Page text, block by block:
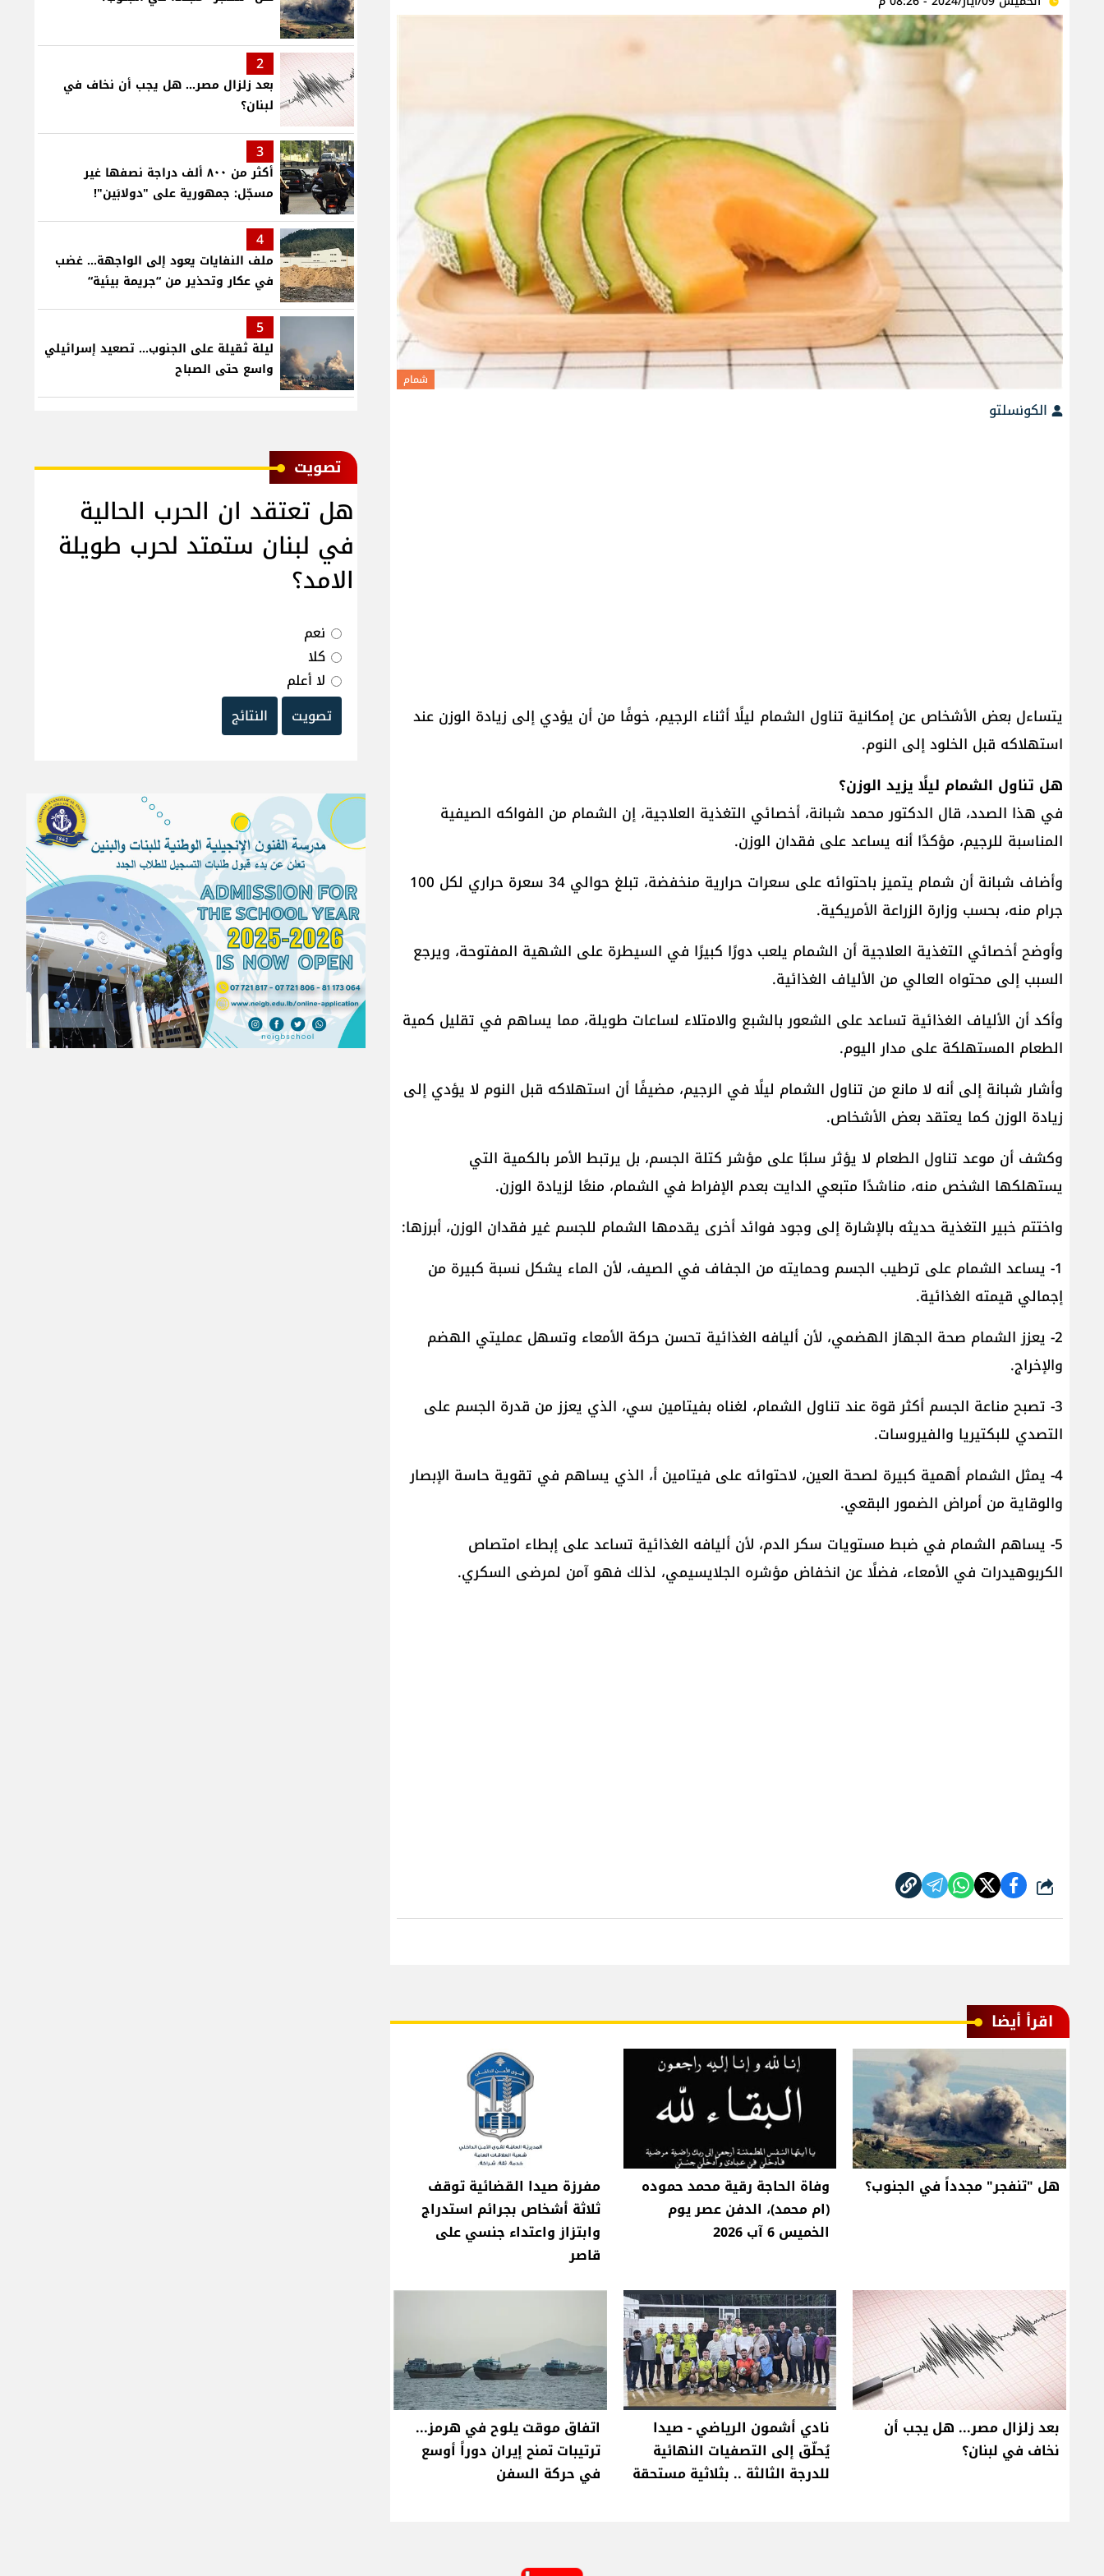
شمام
الكونسلتو
يتساءل بعض الأشخاص عن إمكانية تناول الشمام ليلًا أثناء الرجيم، خوفًا من أن يؤدي إلى زيادة الوزن عند
استهلاكه قبل الخلود إلى النوم.
هل تناول الشمام ليلًا يزيد الوزن؟
في هذا الصدد، قال الدكتور محمد شبانة، أخصائي التغذية العلاجية، إن الشمام من الفواكه الصيفية
المناسبة للرجيم، مؤكدًا أنه يساعد على فقدان الوزن.
وأضاف شبانة أن شمام يتميز باحتوائه على سعرات حرارية منخفضة، تبلغ حوالي 34 سعرة حراري لكل 100
جرام منه، بحسب وزارة الزراعة الأمريكية.
وأوضح أخصائي التغذية العلاجية أن الشمام يلعب دورًا كبيرًا في السيطرة على الشهية المفتوحة، ويرجع
السبب إلى محتواه العالي من الألياف الغذائية.
وأكد أن الألياف الغذائية تساعد على الشعور بالشبع والامتلاء لساعات طويلة، مما يساهم في تقليل كمية
الطعام المستهلكة على مدار اليوم.
وأشار شبانة إلى أنه لا مانع من تناول الشمام ليلًا في الرجيم، مضيفًا أن استهلاكه قبل النوم لا يؤدي إلى
زيادة الوزن كما يعتقد بعض الأشخاص.
وكشف أن موعد تناول الطعام لا يؤثر سلبًا على مؤشر كتلة الجسم، بل يرتبط الأمر بالكمية التي
يستهلكها الشخص منه، مناشدًا متبعي الدايت بعدم الإفراط في الشمام، منعًا لزيادة الوزن.
واختتم خبير التغذية حديثه بالإشارة إلى وجود فوائد أخرى يقدمها الشمام للجسم غير فقدان الوزن، أبرزها:
1- يساعد الشمام على ترطيب الجسم وحمايته من الجفاف في الصيف، لأن الماء يشكل نسبة كبيرة من
إجمالي قيمته الغذائية.
2- يعزز الشمام صحة الجهاز الهضمي، لأن أليافه الغذائية تحسن حركة الأمعاء وتسهل عمليتي الهضم
والإخراج.
3- تصبح مناعة الجسم أكثر قوة عند تناول الشمام، لغناه بفيتامين سي، الذي يعزز من قدرة الجسم على
التصدي للبكتيريا والفيروسات.
4- يمثل الشمام أهمية كبيرة لصحة العين، لاحتوائه على فيتامين أ، الذي يساهم في تقوية حاسة الإبصار
والوقاية من أمراض الضمور البقعي.
5- يساهم الشمام في ضبط مستويات سكر الدم، لأن أليافه الغذائية تساعد على إبطاء امتصاص
الكربوهيدرات في الأمعاء، فضلًا عن انخفاض مؤشره الجلايسيمي، لذلك فهو آمن لمرضى السكري.
شارك
اقرأ أيضا
هل "تنفجر" مجدداً في الجنوب؟
وفاة الحاجة رقية محمد حموده
(ام محمد)، الدفن عصر يوم
الخميس 6 آب 2026
مفرزة صيدا القضائية توقف
ثلاثة أشخاص بجرائم استدراج
وابتزاز واعتداء جنسي على
قاصر
بعد زلزال مصر... هل يجب أن
نخاف في لبنان؟
نادي أشمون الرياضي - صيدا
يُحلّق إلى التصفيات النهائية
للدرجة الثالثة .. بثلاثية مستحقة
اتفاق موقت يلوح في هرمز...
ترتيبات تمنح إيران دوراً أوسع
في حركة السفن
2
بعد زلزال مصر... هل يجب أن نخاف في
لبنان؟
3
أكثر من ٨٠٠ ألف دراجة نصفها غير
مسجّل: جمهورية على "دولابَين"!
4
ملف النفايات يعود إلى الواجهة… غضب
في عكار وتحذير من “جريمة بيئية“
5
ليلة ثقيلة على الجنوب... تصعيد إسرائيلي
واسع حتى الصباح
ﺗﺼﻮﻳﺖ
هل تعتقد ان الحرب الحالية
في لبنان ستمتد لحرب طويلة
الامد؟
نعم
كلا
لا أعلم
تصويت
النتائج